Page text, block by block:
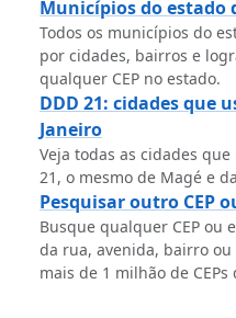
Municípios do estado
Todos os municípios do
por cidades, bairros e
qualquer CEP no estado.
DDD 21: cidades que
Janeiro
Veja todas as cidades
21, o mesmo de Magé e
Pesquisar outro CEP
Busque qualquer CEP ou
da rua, avenida, bairro
mais de 1 milhão de CEPs